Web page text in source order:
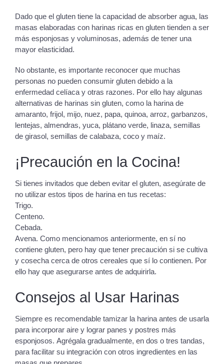
Dado que el gluten tiene la capacidad de absorber agua, las
masas elaboradas con harinas ricas en gluten tienden a ser
más esponjosas y voluminosas, además de tener una
mayor elasticidad.
No obstante, es importante reconocer que muchas
personas no pueden consumir gluten debido a la
enfermedad celíaca y otras razones. Por ello hay algunas
alternativas de harinas sin gluten, como la harina de
amaranto, frijol, mijo, nuez, papa, quinoa, arroz, garbanzos,
lentejas, almendras, yuca, plátano verde, linaza, semillas
de girasol, semillas de calabaza, coco y maíz.
¡Precaución en la Cocina!
Si tienes invitados que deben evitar el gluten, asegúrate de
no utilizar estos tipos de harina en tus recetas:
Trigo.
Centeno.
Cebada.
Avena. Como mencionamos anteriormente, en sí no
contiene gluten, pero hay que tener precaución si se cultiva
y cosecha cerca de otros cereales que sí lo contienen. Por
ello hay que asegurarse antes de adquirirla.
Consejos al Usar Harinas
Siempre es recomendable tamizar la harina antes de usarla
para incorporar aire y lograr panes y postres más
esponjosos. Agrégala gradualmente, en dos o tres tandas,
para facilitar su integración con otros ingredientes en las